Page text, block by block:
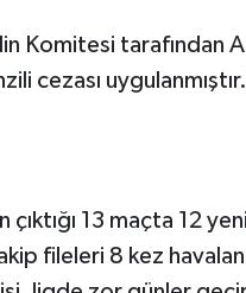
Komitesi tarafından
cezası
13 maçta 12
fileleri 8 kez